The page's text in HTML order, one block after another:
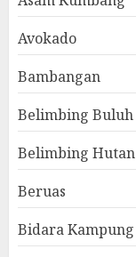
Avokado
Bambangan
Belimbing Buluh
Belimbing Hutan
Beruas
Bidara Kampung